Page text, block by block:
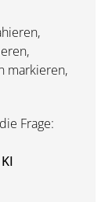
markieren,
Frage: